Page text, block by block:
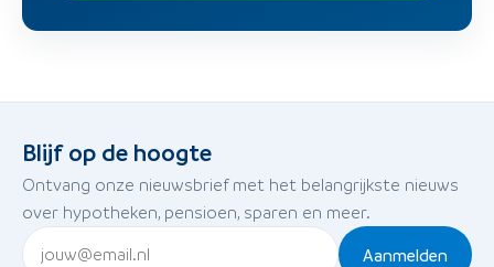
Blijf op de hoogte
Ontvang onze nieuwsbrief met het belangrijkste nieuws
over hypotheken, pensioen, sparen en meer.
Aanmelden